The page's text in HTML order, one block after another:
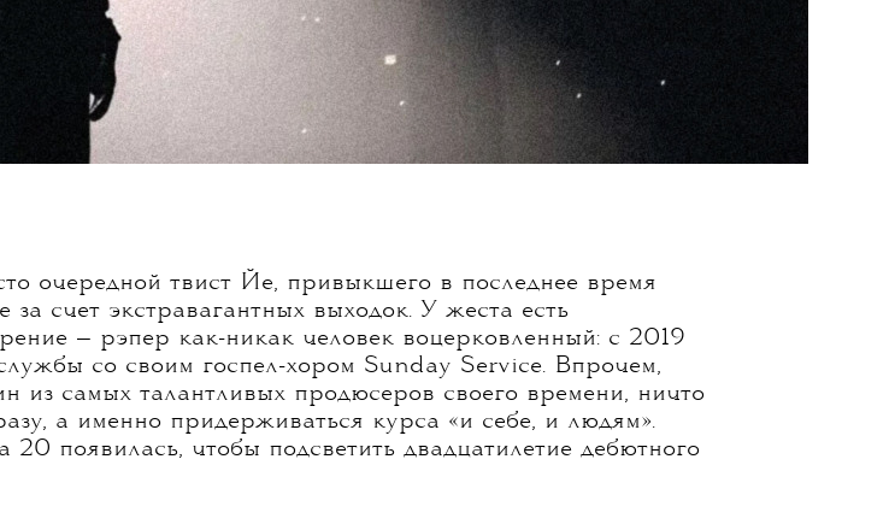
очередной твист Йе, привыкшего в последнее время
счет экстравагантных выходок. У жеста есть
— рэпер как-никак человек воцерковленный: с 2019
со своим госпел-хором Sunday Service. Впрочем,
из самых талантливых продюсеров своего времени, ничто
а именно придерживаться курса «и себе, и людям».
появилась, чтобы подсветить двадцатилетие дебютного